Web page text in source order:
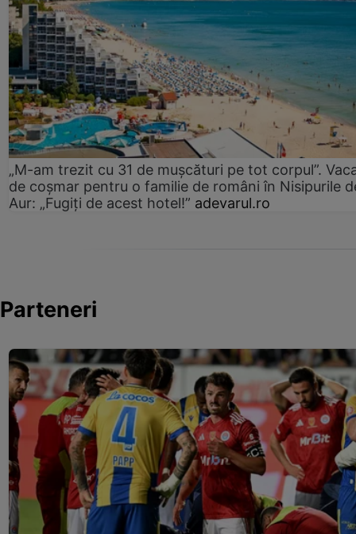
„M-am trezit cu 31 de mușcături pe tot corpul”.
de coșmar pentru o familie de români în Nisipurile
Aur: „Fugiți de acest hotel!” adevarul.ro
Parteneri